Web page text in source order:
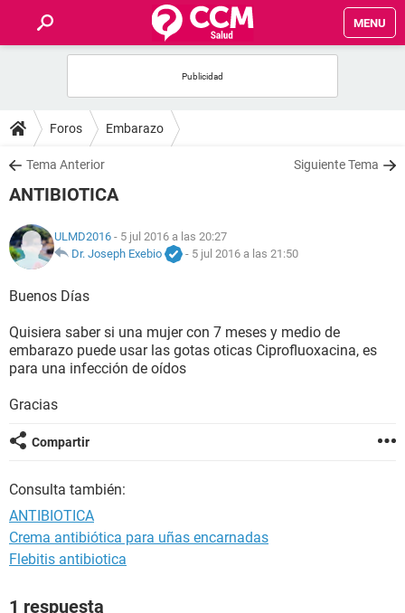
MENU
FOROS
SALUD
NUTRICIÓN
BIENESTAR
SEXUALIDAD
Foros Embarazo
Tema Anterior Siguiente Tema
ANTIBIOTICA
ULMD2016 - 5 jul 2016 a las 20:27
Dr. Joseph Exebio
- 5 jul 2016 a las 21:50
Buenos Días
Quisiera saber si una mujer con 7 meses y medio de
embarazo puede usar las gotas oticas Ciprofluoxacina, es
para una infección de oídos
Gracias
Compartir
Consulta también:
ANTIBIOTICA
Crema antibiótica para uñas encarnadas
Flebitis antibiotica
1 respuesta